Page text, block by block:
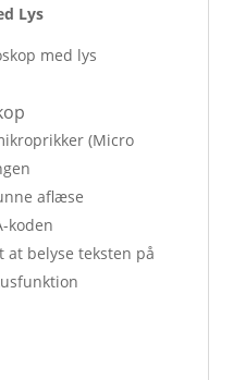
Lys
med lys
(Micro
aflæse
koden
at belyse teksten på